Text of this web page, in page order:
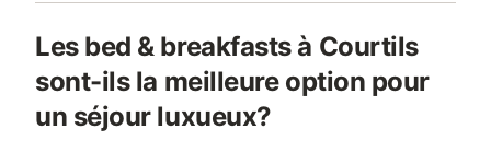
Les bed & breakfasts à Courtils
sont-ils la meilleure option pour
un séjour luxueux?